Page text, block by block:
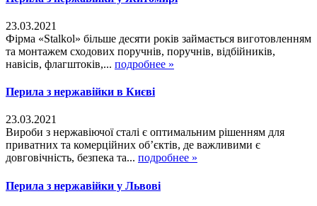
23.03.2021
Фірма «Stalkol» більше десяти років займається виготовленням
та монтажем сходових поручнів, поручнів, відбійників,
навісів, флагштоків,... подробнее »
Перила з нержавійки в Києві
23.03.2021
Вироби з нержавіючої сталі є оптимальним рішенням для
приватних та комерційних об’єктів, де важливими є
довговічність, безпека та... подробнее »
Перила з нержавійки у Львові